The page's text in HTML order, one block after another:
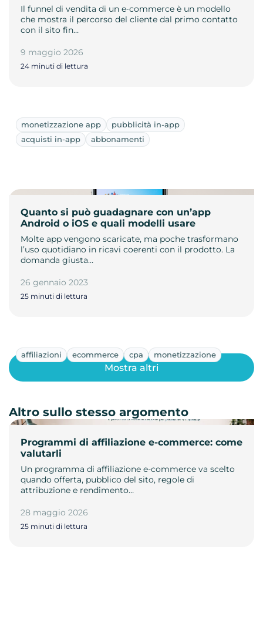
Il funnel di vendita di un e‑commerce è un modello
che mostra il percorso del cliente dal primo contatto
con il sito fin…
9 maggio 2026
24 minuti di lettura
monetizzazione app
pubblicità in-app
acquisti in-app
abbonamenti
Quanto si può guadagnare con un’app
Android o iOS e quali modelli usare
Molte app vengono scaricate, ma poche trasformano
l’uso quotidiano in ricavi coerenti con il prodotto. La
domanda giusta…
26 gennaio 2023
25 minuti di lettura
affiliazioni ecommerce cpa monetizzazione
Programmi di affiliazione e-commerce: come
valutarli
Un programma di affiliazione e-commerce va scelto
quando offerta, pubblico del sito, regole di
attribuzione e rendimento…
28 maggio 2026
25 minuti di lettura
Mostra altri
Altro sullo stesso argomento